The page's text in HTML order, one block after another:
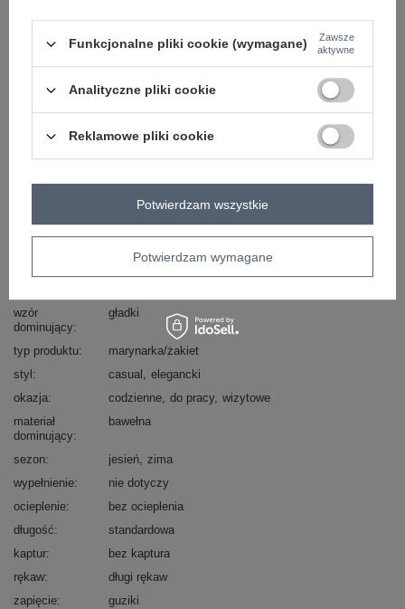
Zobacz wszystkie kolory (+1)
sposób prania : pranie w pralce w 30°C
LK-MA-509286-2.45P
wzór
dominujący
gładki
typ produktu
marynarka/żakiet
styl
casual
elegancki
okazja
codzienne do pracy wizytowe
materiał
dominujący
bawełna
sezon jesień zima
wypełnienie
nie dotyczy
ocieplenie
bez ocieplenia
długość
standardowa
kaptur
bez kaptura
rękaw
długi rękaw
zapięcie
guziki
Funkcjonalne pliki cookie (wymagane)
Zawsze
aktywne
Analityczne pliki cookie
Reklamowe pliki cookie
Potwierdzam wymagane
Potwierdzam wszystkie